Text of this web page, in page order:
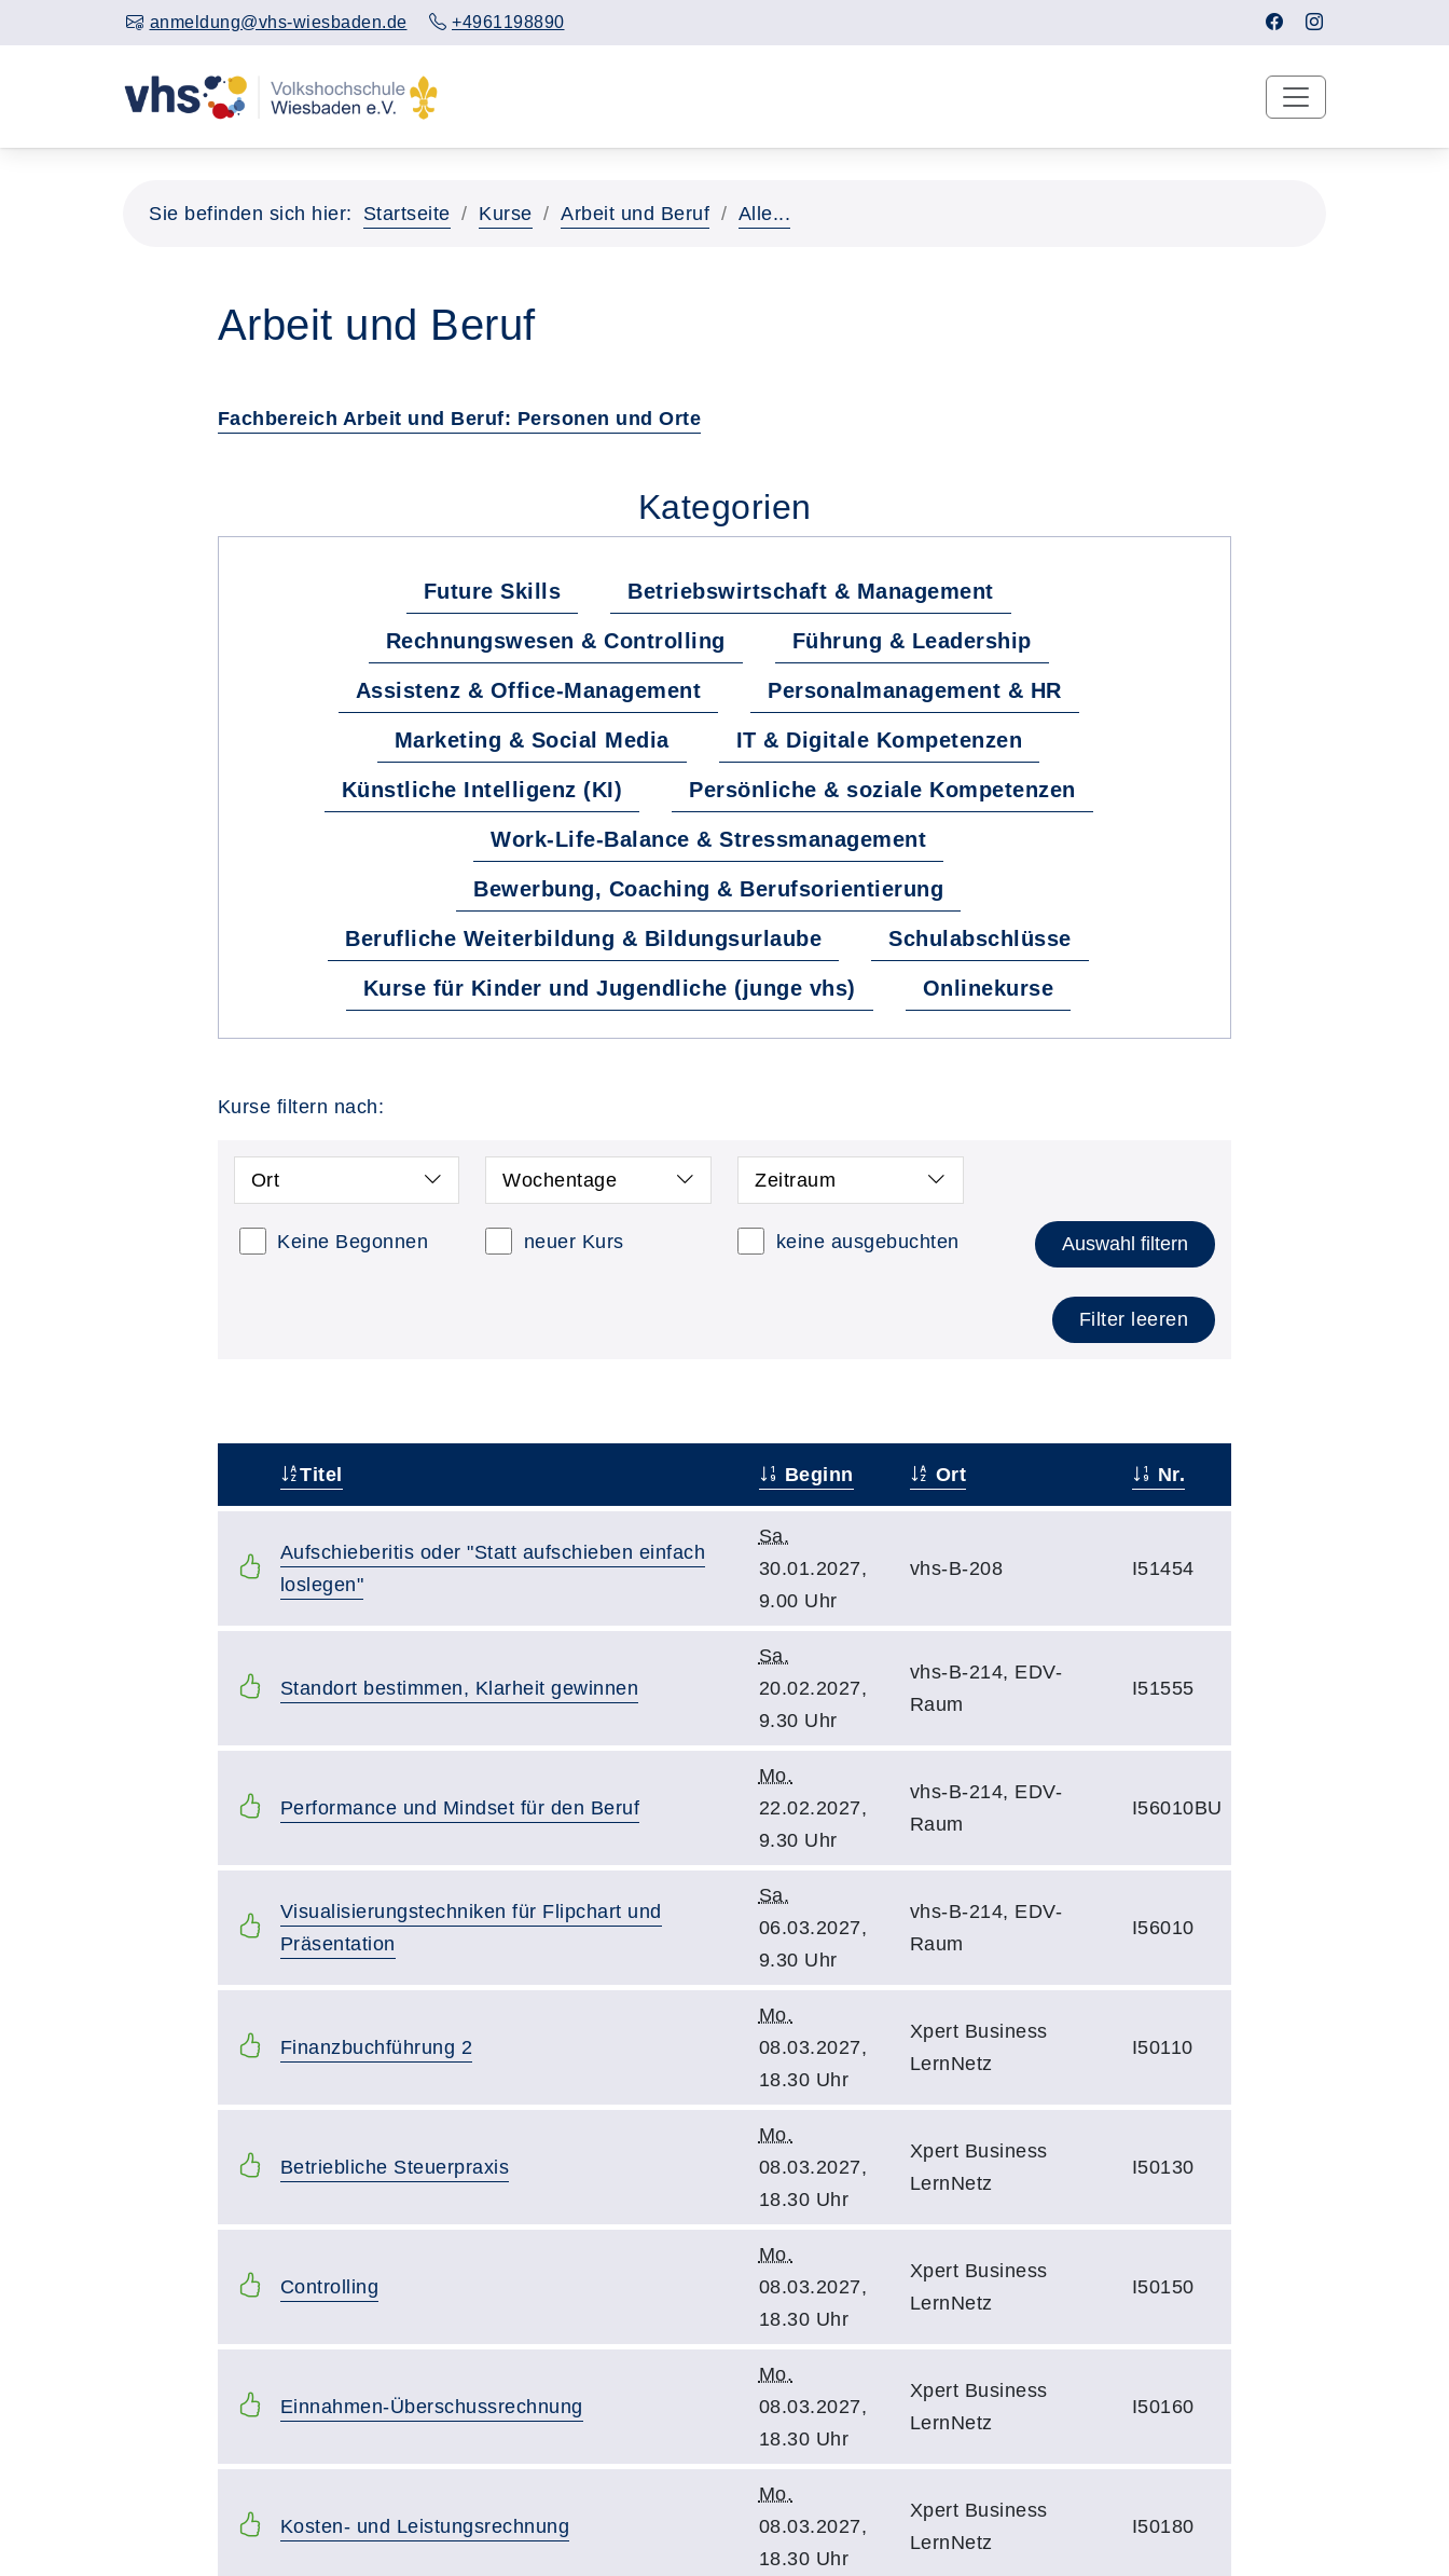
anmeldung@vhs-wiesbaden.de +4961198890
Sie befinden sich hier: Startseite Kurse Arbeit und Beruf Alle...
Arbeit und Beruf
Fachbereich Arbeit und Beruf: Personen und Orte
Kategorien
Future Skills Betriebswirtschaft & Management
Rechnungswesen & Controlling Führung & Leadership
Assistenz & Office-Management Personalmanagement & HR
Marketing & Social Media IT & Digitale Kompetenzen
Künstliche Intelligenz (KI) Persönliche & soziale Kompetenzen
Work-Life-Balance & Stressmanagement
Bewerbung, Coaching & Berufsorientierung
Berufliche Weiterbildung & Bildungsurlaube Schulabschlüsse
Kurse für Kinder und Jugendliche (junge vhs) Onlinekurse
Kurse filtern nach:
Ort Wochentage Zeitraum
Keine Begonnen neuer Kurs keine ausgebuchten Auswahl filtern
Filter leeren
Titel Beginn Ort Nr.
Aufschieberitis oder "Statt aufschieben einfach
loslegen"
Sa.
30.01.2027,
9.00 Uhr
vhs-B-208 I51454
Standort bestimmen, Klarheit gewinnen
Sa.
20.02.2027,
9.30 Uhr
vhs-B-214, EDV-
Raum
I51555
Performance und Mindset für den Beruf
Mo.
22.02.2027,
9.30 Uhr
vhs-B-214, EDV-
Raum
I56010BU
Visualisierungstechniken für Flipchart und
Präsentation
Sa.
06.03.2027,
9.30 Uhr
vhs-B-214, EDV-
Raum
I56010
Finanzbuchführung 2
Mo.
08.03.2027,
18.30 Uhr
Xpert Business
LernNetz
I50110
Betriebliche Steuerpraxis
Mo.
08.03.2027,
18.30 Uhr
Xpert Business
LernNetz
I50130
Controlling
Mo.
08.03.2027,
18.30 Uhr
Xpert Business
LernNetz
I50150
Einnahmen-Überschussrechnung
Mo.
08.03.2027,
18.30 Uhr
Xpert Business
LernNetz
I50160
Kosten- und Leistungsrechnung
Mo.
08.03.2027,
18.30 Uhr
Xpert Business
LernNetz
I50180